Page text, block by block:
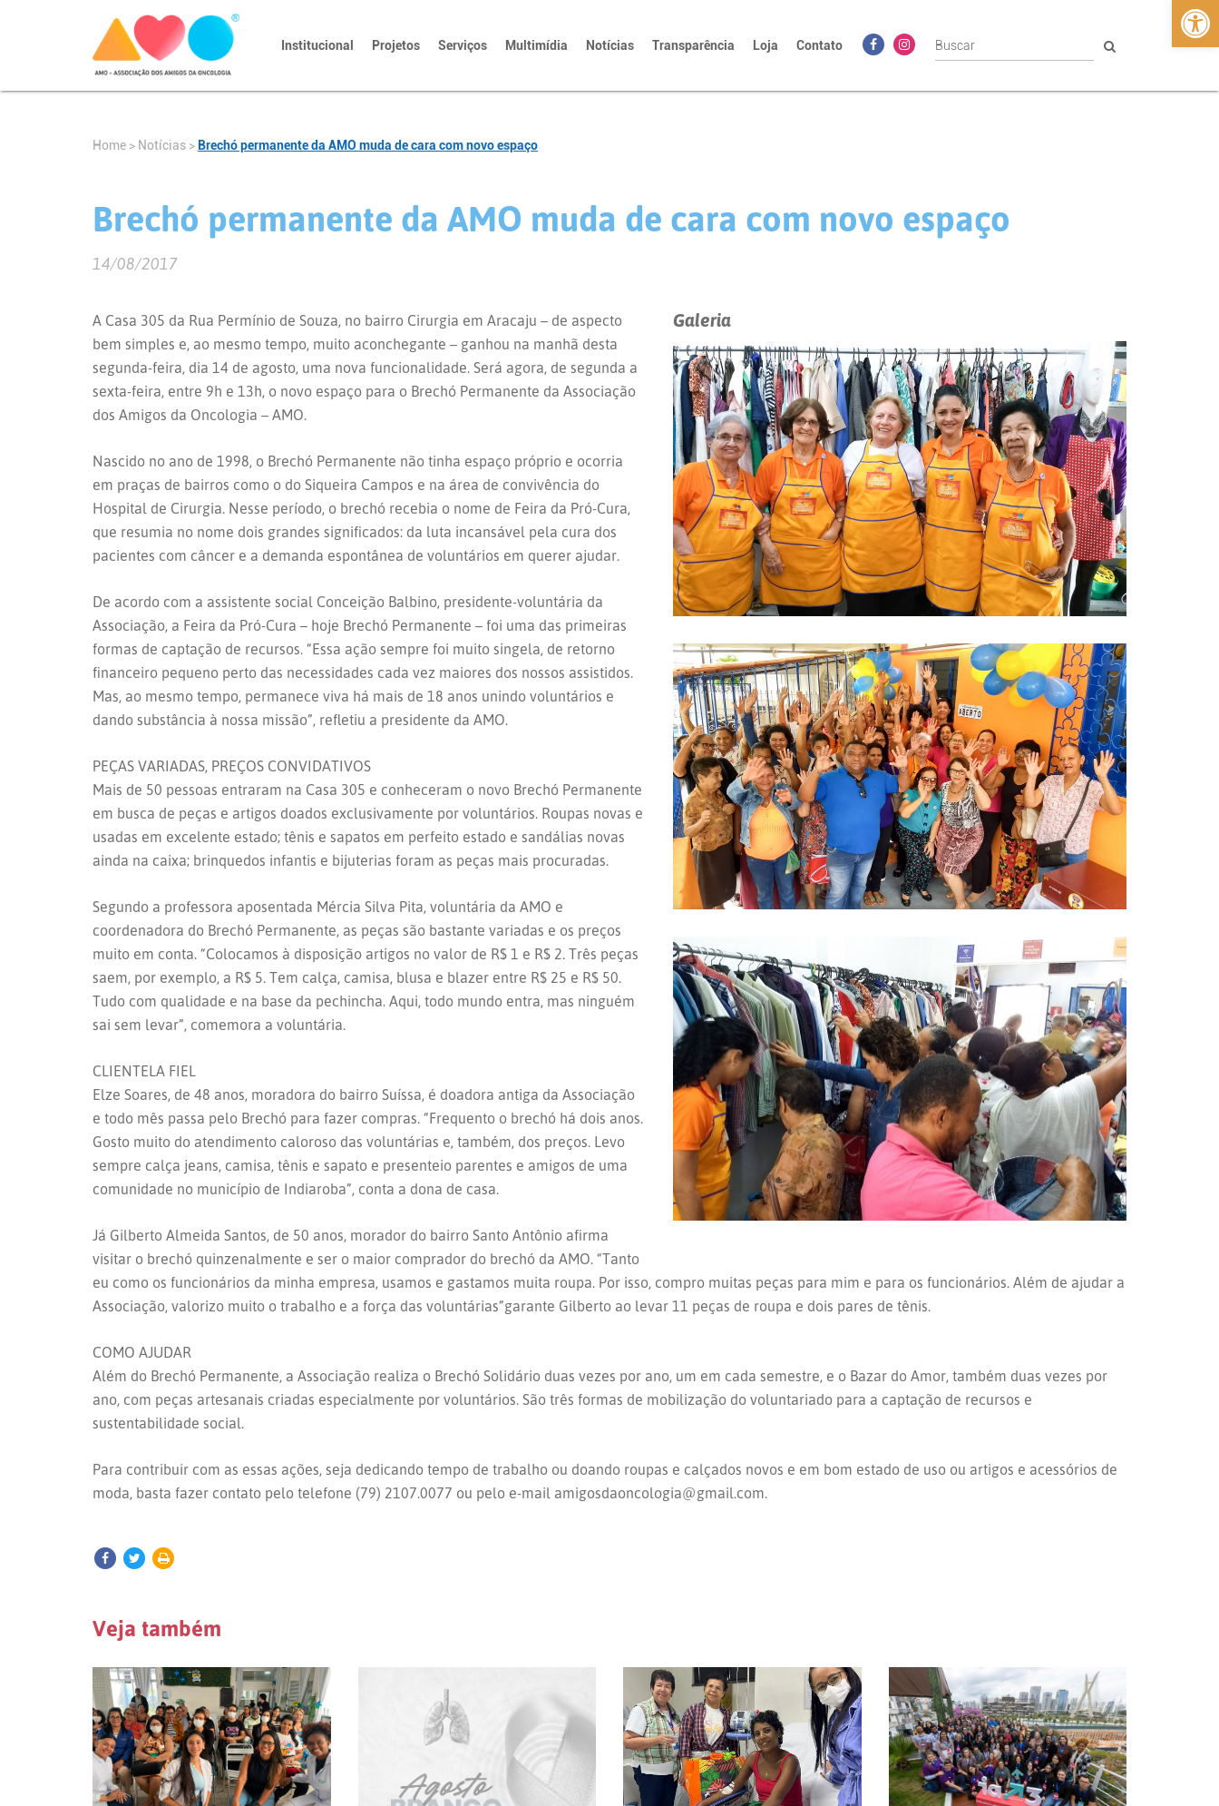
Institucional Projetos Serviços Multimídia Notícias Transparência Loja Contato
Home > Notícias > Brechó permanente da AMO muda de cara com novo espaço
Brechó permanente da AMO muda de cara com novo espaço
14/08/2017
Galeria
A Casa 305 da Rua Permínio de Souza, no bairro Cirurgia em Aracaju – de aspecto
bem simples e, ao mesmo tempo, muito aconchegante – ganhou na manhã desta
segunda-feira, dia 14 de agosto, uma nova funcionalidade. Será agora, de segunda a
sexta-feira, entre 9h e 13h, o novo espaço para o Brechó Permanente da Associação
dos Amigos da Oncologia – AMO.
Nascido no ano de 1998, o Brechó Permanente não tinha espaço próprio e ocorria
em praças de bairros como o do Siqueira Campos e na área de convivência do
Hospital de Cirurgia. Nesse período, o brechó recebia o nome de Feira da Pró-Cura,
que resumia no nome dois grandes significados: da luta incansável pela cura dos
pacientes com câncer e a demanda espontânea de voluntários em querer ajudar.
De acordo com a assistente social Conceição Balbino, presidente-voluntária da
Associação, a Feira da Pró-Cura – hoje Brechó Permanente – foi uma das primeiras
formas de captação de recursos. “Essa ação sempre foi muito singela, de retorno
financeiro pequeno perto das necessidades cada vez maiores dos nossos assistidos.
Mas, ao mesmo tempo, permanece viva há mais de 18 anos unindo voluntários e
dando substância à nossa missão”, refletiu a presidente da AMO.
PEÇAS VARIADAS, PREÇOS CONVIDATIVOS
Mais de 50 pessoas entraram na Casa 305 e conheceram o novo Brechó Permanente
em busca de peças e artigos doados exclusivamente por voluntários. Roupas novas e
usadas em excelente estado; tênis e sapatos em perfeito estado e sandálias novas
ainda na caixa; brinquedos infantis e bijuterias foram as peças mais procuradas.
Segundo a professora aposentada Mércia Silva Pita, voluntária da AMO e
coordenadora do Brechó Permanente, as peças são bastante variadas e os preços
muito em conta. “Colocamos à disposição artigos no valor de R$ 1 e R$ 2. Três peças
saem, por exemplo, a R$ 5. Tem calça, camisa, blusa e blazer entre R$ 25 e R$ 50.
Tudo com qualidade e na base da pechincha. Aqui, todo mundo entra, mas ninguém
sai sem levar”, comemora a voluntária.
CLIENTELA FIEL
Elze Soares, de 48 anos, moradora do bairro Suíssa, é doadora antiga da Associação
e todo mês passa pelo Brechó para fazer compras. “Frequento o brechó há dois anos.
Gosto muito do atendimento caloroso das voluntárias e, também, dos preços. Levo
sempre calça jeans, camisa, tênis e sapato e presenteio parentes e amigos de uma
comunidade no município de Indiaroba”, conta a dona de casa.
Já Gilberto Almeida Santos, de 50 anos, morador do bairro Santo Antônio afirma
visitar o brechó quinzenalmente e ser o maior comprador do brechó da AMO. “Tanto
eu como os funcionários da minha empresa, usamos e gastamos muita roupa. Por isso, compro muitas peças para mim e para os funcionários. Além de ajudar a
Associação, valorizo muito o trabalho e a força das voluntárias”garante Gilberto ao levar 11 peças de roupa e dois pares de tênis.
COMO AJUDAR
Além do Brechó Permanente, a Associação realiza o Brechó Solidário duas vezes por ano, um em cada semestre, e o Bazar do Amor, também duas vezes por
ano, com peças artesanais criadas especialmente por voluntários. São três formas de mobilização do voluntariado para a captação de recursos e
sustentabilidade social.
Para contribuir com as essas ações, seja dedicando tempo de trabalho ou doando roupas e calçados novos e em bom estado de uso ou artigos e acessórios de
moda, basta fazer contato pelo telefone (79) 2107.0077 ou pelo e-mail amigosdaoncologia@gmail.com.
Veja também